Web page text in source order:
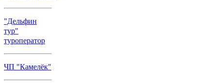
"Дельфин
тур"
туроператор
ЧП "Камелёк"